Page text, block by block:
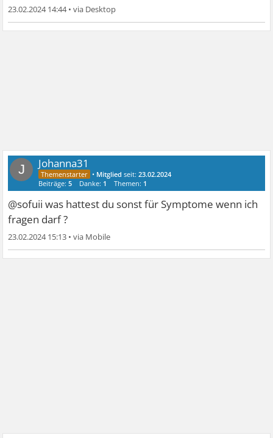
23.02.2024 14:44•
J Johanna31
• Mitglied seit:23.02.2024
Beiträge:5 Danke: 1 Themen: 1
@sofuii was hattest du sonst für Symptome wenn ich
fragen darf ?
23.02.2024 15:13 •